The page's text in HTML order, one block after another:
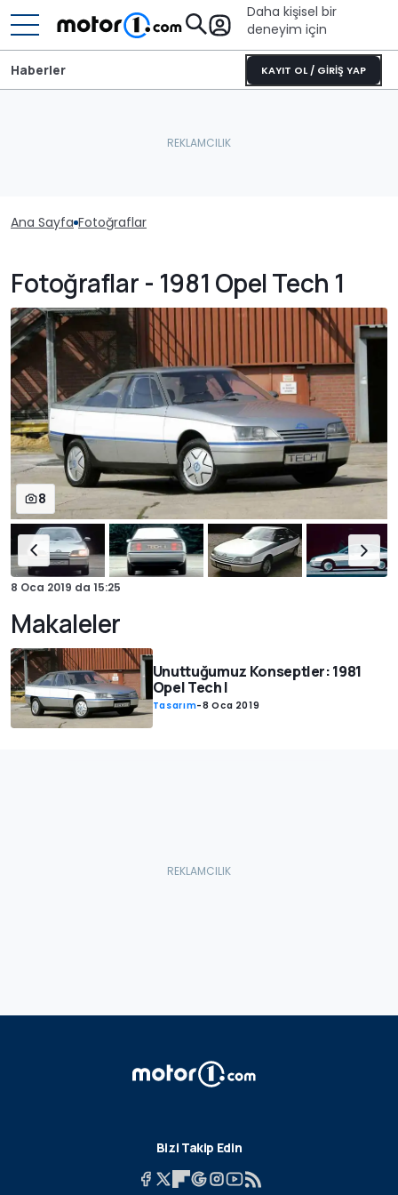
Daha kişisel bir
deneyim için
KAYIT OL / GİRİŞ YAP
Haberler
Ana Sayfa Fotoğraflar
Fotoğraflar - 1981 Opel Tech 1
8
8 Oca 2019 da 15:25
Makaleler
Unuttuğumuz Konseptler: 1981
Opel Tech I
Tasarım-8 Oca 2019
Bizi Takip Edin